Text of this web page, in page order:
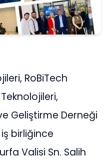
RoBiTech
Geliştirme Derneği
birliğince
Valisi Sn. Salih